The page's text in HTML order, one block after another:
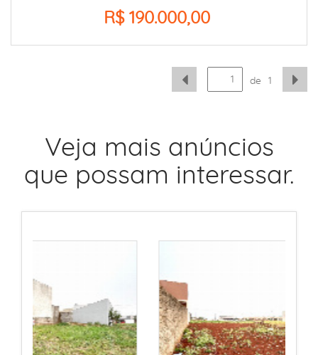
R$ 190.000,00
de 1
Veja mais anúncios
que possam interessar.